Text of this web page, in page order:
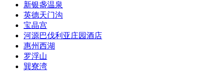
新银盏温泉
英德天门沟
宝晶宫
河源巴伐利亚庄园酒店
惠州西湖
罗浮山
巽寮湾